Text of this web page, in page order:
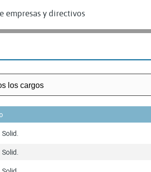
SL
empresas y directivos